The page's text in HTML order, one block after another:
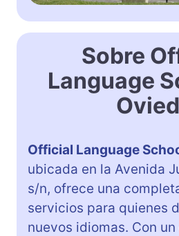
Sobre
Language
Official Language
ubicada en la Avenida
s/n, ofrece una
servicios para quienes
nuevos idiomas. Con